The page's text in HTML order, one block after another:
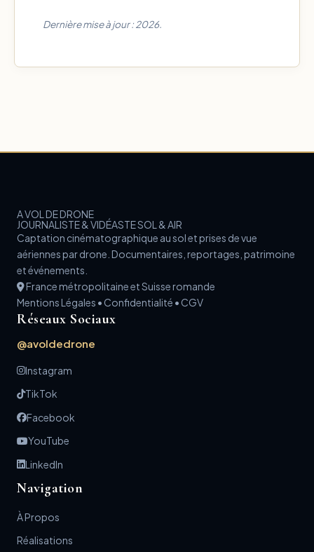
Dernière mise à jour : 2026.
A VOL DE DRONE
JOURNALISTE & VIDÉASTE SOL & AIR
Captation cinématographique au sol et prises de vue
aériennes par drone. Documentaires, reportages, patrimoine
et événements.
France métropolitaine et Suisse romande
Mentions Légales • Confidentialité • CGV
Réseaux Sociaux
@avoldedrone
Instagram
TikTok
Facebook
YouTube
LinkedIn
Navigation
À Propos
Réalisations